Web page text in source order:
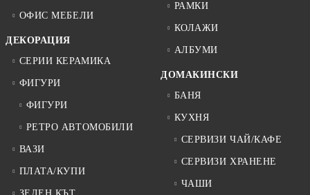
ОФИС МЕБЕЛИ
ДЕКОРАЦИЯ
СЕРИИ КЕРАМИКА
ФИГУРИ
ФИГУРИ
РЕТРО АВТОМОБИЛИ
ВАЗИ
ПЛАТА/КУПИ
РАМКИ
КОЛАЖИ
АЛБУМИ
ДОМАКИНСКИ
БАНЯ
КУХНЯ
СЕРВИЗИ ЧАЙ/КАФЕ
СЕРВИЗИ ХРАНЕНЕ
ЧАШИ